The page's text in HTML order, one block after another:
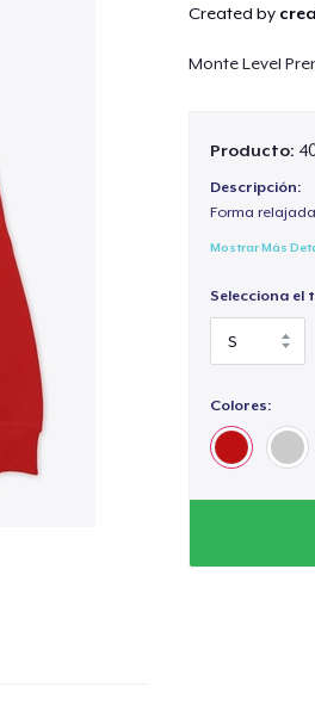
Created by
Monte Level
Producto:
Descripción:
Forma
Mostrar Más
Selecciona el
Colores: